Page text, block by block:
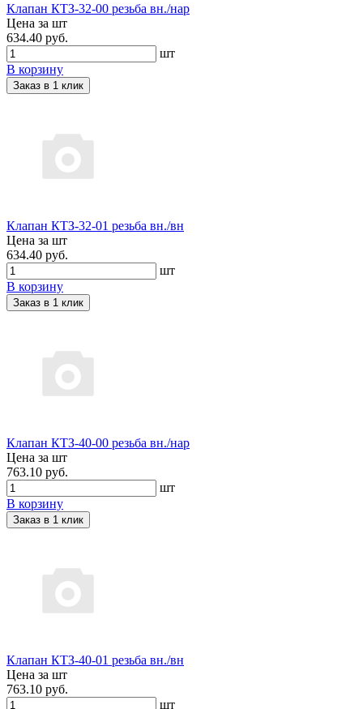
Клапан КТЗ-32-00 резьба вн./нар
Цена за шт
634.40 руб.
шт
В корзину
Заказ в 1 клик
Клапан КТЗ-32-01 резьба вн./вн
Цена за шт
634.40 руб.
шт
В корзину
Заказ в 1 клик
Клапан КТЗ-40-00 резьба вн./нар
Цена за шт
763.10 руб.
шт
В корзину
Заказ в 1 клик
Клапан КТЗ-40-01 резьба вн./вн
Цена за шт
763.10 руб.
шт